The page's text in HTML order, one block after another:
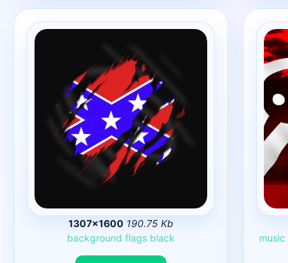
1307×1600 190.75 Kb
background flags black
music